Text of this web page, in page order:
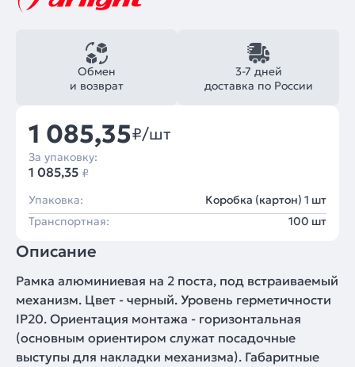
3-7 дней
доставка по России
Обмен
и возврат
1 085,35₽/шт
За упаковку:
1 085,35 ₽
Упаковка:
Коробка (картон) 1 шт
Транспортная:
100 шт
Описание
Рамка алюминиевая на 2 поста, под встраиваемый
механизм. Цвет - черный. Уровень герметичности
IP20. Ориентация монтажа - горизонтальная
(основным ориентиром служат посадочные
выступы для накладки механизма). Габаритные